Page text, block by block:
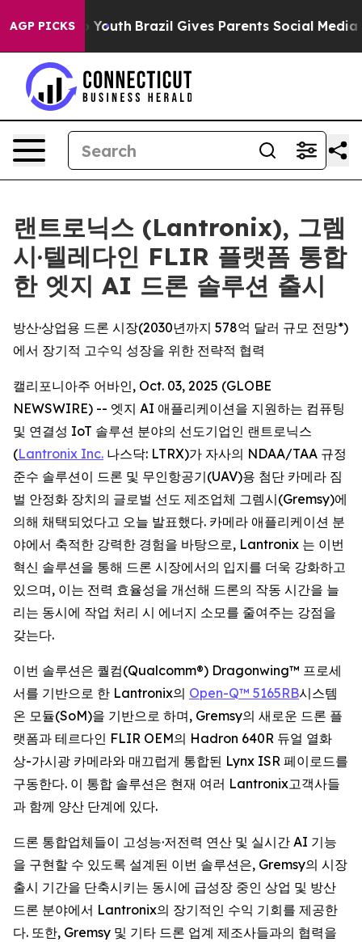
AGP PICKS
to Youth Brazil Gives Parents Social Media
랜트로닉스 (Lantronix), 그렘
시·텔레다인 FLIR 플랫폼 통합
한 엣지 AI 드론 솔루션 출시
방산·상업용 드론 시장(2030년까지 578억 달러 규모 전망*)
에서 장기적 고수익 성장을 위한 전략적 협력
캘리포니아주 어바인, Oct. 03, 2025 (GLOBE
NEWSWIRE) -- 엣지 AI 애플리케이션을 지원하는 컴퓨팅
및 연결성 IoT 솔루션 분야의 선도기업인 랜트로닉스
(Lantronix Inc. 나스닥: LTRX)가 자사의 NDAA/TAA 규정
준수 솔루션이 드론 및 무인항공기(UAV)용 첨단 카메라 짐
벌 안정화 장치의 글로벌 선도 제조업체 그렘시(Gremsy)에
의해 채택되었다고 오늘 발표했다. 카메라 애플리케이션 분
야에서 축적한 강력한 경험을 바탕으로, Lantronix 는 이번
혁신 솔루션을 통해 드론 시장에서의 입지를 더욱 강화하고
있으며, 이는 전력 효율성을 개선해 드론의 작동 시간을 늘
리는 동시에 작업 처리 시 에너지 소모를 줄여주는 강점을
갖는다.
이번 솔루션은 퀄컴(Qualcomm®) Dragonwing™ 프로세
서를 기반으로 한 Lantronix의 Open-Q™ 5165RB시스템
온 모듈(SoM)을 기반으로 하며, Gremsy의 새로운 드론 플
랫폼과 테르다인 FLIR OEM의 Hadron 640R 듀얼 열화
상-가시광 카메라와 매끄럽게 통합된 Lynx ISR 페이로드를
구동한다. 이 통합 솔루션은 현재 여러 Lantronix고객사들
과 함께 양산 단계에 있다.
드론 통합업체들이 고성능·저전력 연산 및 실시간 AI 기능
을 구현할 수 있도록 설계된 이번 솔루션은, Gremsy의 시장
출시 기간을 단축시키는 동시에 급성장 중인 상업 및 방산
드론 분야에서 Lantronix의 장기적인 수익 기회를 제공한
다. 또한, Gremsy 및 기타 드론 업계 제조사들과의 협력을